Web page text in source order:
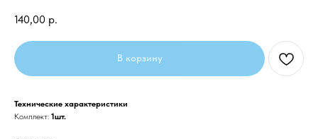
140,00 р.
В корзину
Технические характеристики
Комплект: 1шт.